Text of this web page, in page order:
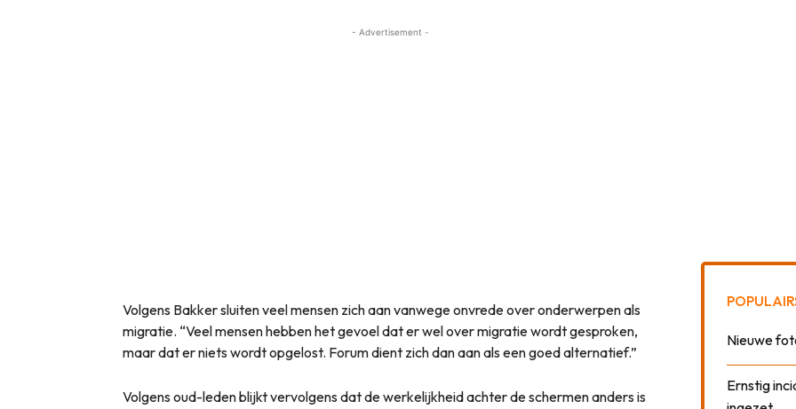
- Advertisement -
Volgens Bakker sluiten veel mensen zich aan vanwege onvrede over onderwerpen als
migratie. “Veel mensen hebben het gevoel dat er wel over migratie wordt gesproken,
maar dat er niets wordt opgelost. Forum dient zich dan aan als een goed alternatief.”
Volgens oud-leden blijkt vervolgens dat de werkelijkheid achter de schermen anders is
Nieuwe
Ernstig